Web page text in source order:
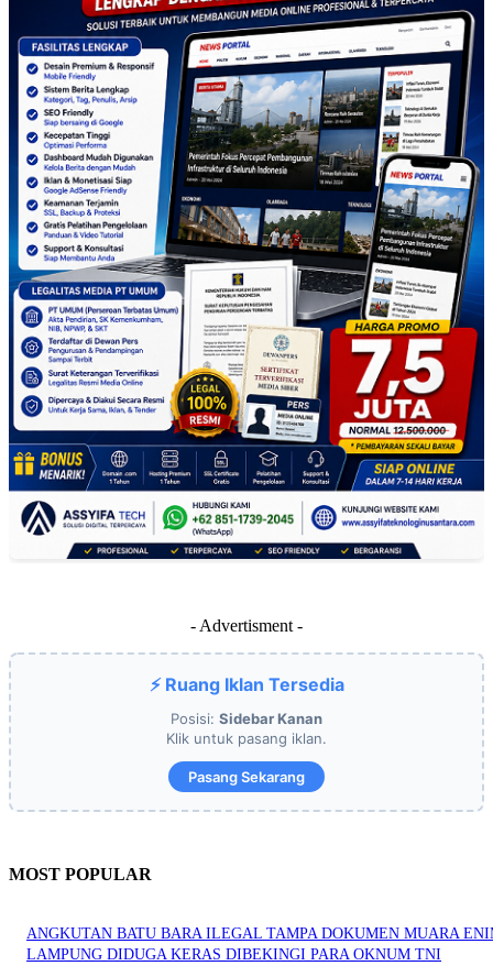
- Advertisment -
⚡ Ruang Iklan Tersedia
Posisi: Sidebar Kanan
Klik untuk pasang iklan.
Pasang Sekarang
MOST POPULAR
ANGKUTAN BATU BARA ILEGAL TAMPA DOKUMEN MUARA
LAMPUNG DIDUGA KERAS DIBEKINGI PARA OKNUM TNI